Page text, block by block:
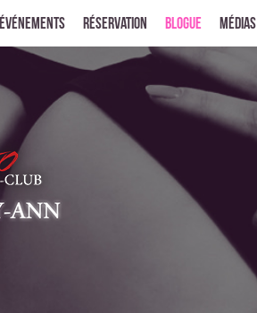
Événements Réservation Blogue Médias